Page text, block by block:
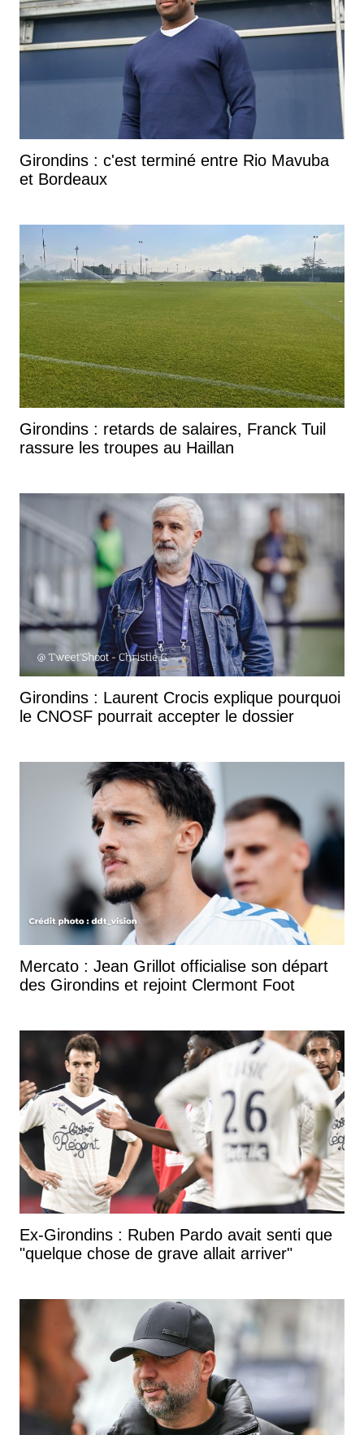
Girondins : c'est terminé entre Rio Mavuba
et Bordeaux
Girondins : retards de salaires, Franck Tuil
rassure les troupes au Haillan
Girondins : Laurent Crocis explique pourquoi
le CNOSF pourrait accepter le dossier
Mercato : Jean Grillot officialise son départ
des Girondins et rejoint Clermont Foot
Ex-Girondins : Ruben Pardo avait senti que
"quelque chose de grave allait arriver"